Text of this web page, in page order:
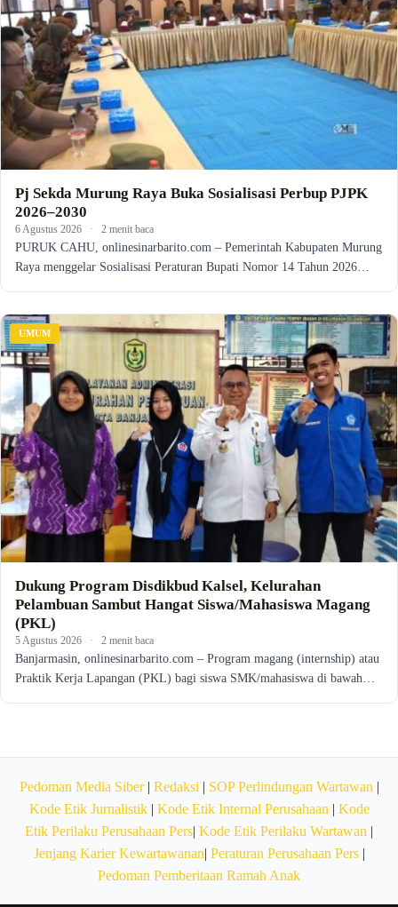
Pj Sekda Murung Raya Buka Sosialisasi Perbup PJPK
2026–2030
6 Agustus 2026 · 2 menit baca
PURUK CAHU, onlinesinarbarito.com – Pemerintah Kabupaten Murung
Raya menggelar Sosialisasi Peraturan Bupati Nomor 14 Tahun 2026…
UMUM
Dukung Program Disdikbud Kalsel, Kelurahan
Pelambuan Sambut Hangat Siswa/Mahasiswa Magang
(PKL)
5 Agustus 2026 · 2 menit baca
Banjarmasin, onlinesinarbarito.com – Program magang (internship) atau
Praktik Kerja Lapangan (PKL) bagi siswa SMK/mahasiswa di bawah…
Pedoman Media Siber| Redaksi | SOP Perlindungan Wartawan |
Kode Etik Jurnalistik| Kode Etik Internal Perusahaan | Kode
Etik Perilaku Perusahaan Pers| Kode Etik Perilaku Wartawan |
Jenjang Karier Kewartawanan| Peraturan Perusahaan Pers|
Pedoman Pemberitaan Ramah Anak